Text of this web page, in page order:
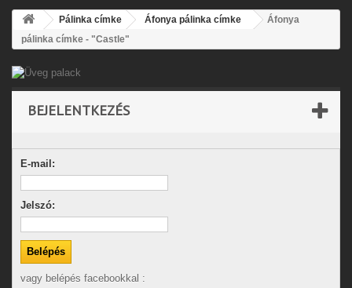
Pálinka címke Áfonya pálinka címke
Áfonya
pálinka címke - "Castle"
BEJELENTKEZÉS
E-mail:
Jelszó:
vagy belépés facebookkal :